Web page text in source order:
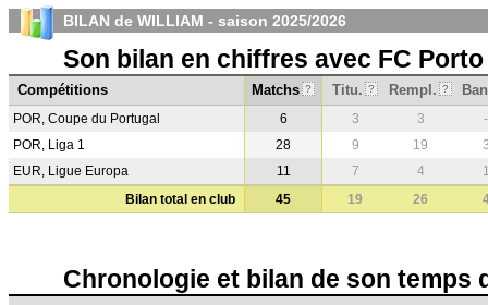
BILAN de WILLIAM - saison 2025/2026
Son bilan en chiffres avec FC Porto
Compétitions Matchs ? Titu. ? Rempl. ?
POR, Coupe du Portugal 6 3 3
-
POR, Liga 1
28 9 19
EUR, Ligue Europa
11 7 4
Bilan total en club
45 19 26
Chronologie et bilan de son temps